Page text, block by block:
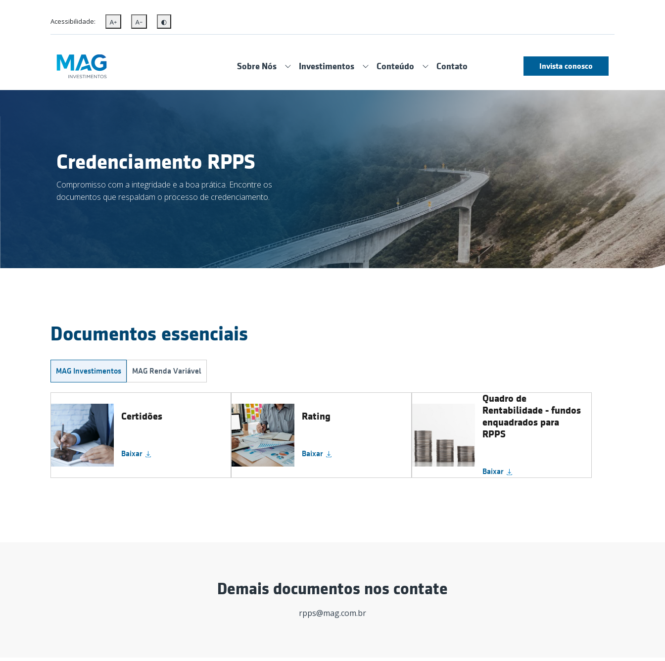
Acessibilidade:
Sobre Nós Investimentos Conteúdo Contato Invista conosco
Credenciamento RPPS
Compromisso com a integridade e a boa prática. Encontre os
documentos que respaldam o processo de credenciamento.
Documentos essenciais
MAG Investimentos MAG Renda Variável
Certidões
Baixar
Rating
Baixar
Quadro de
Rentabilidade - fundos
enquadrados para
RPPS
Baixar
Demais documentos nos contate
rpps@mag.com.br